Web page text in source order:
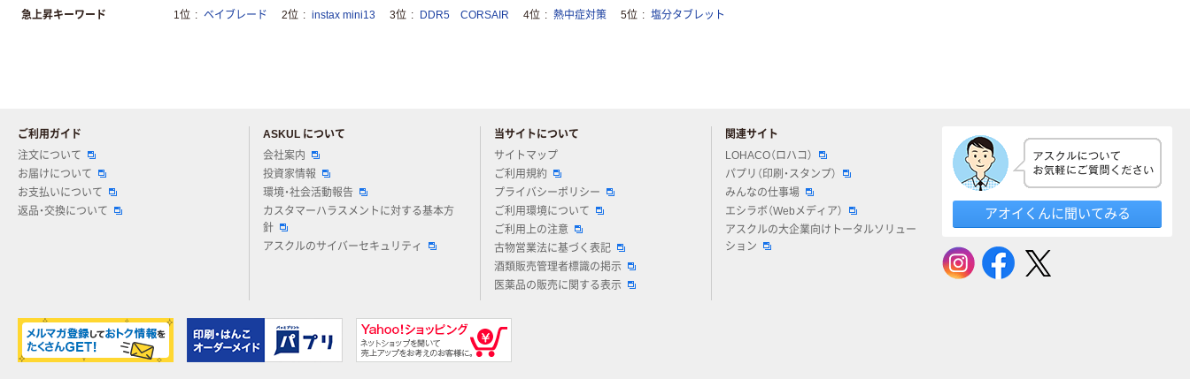
急上昇キーワード 1位 ベイブレード 2位 instax mini13 3位 DDR5 CORSAIR 4位 熱中症対策 5位 塩分タブレット
ご利用ガイド
注文について
お届けについて
お支払いについて
返品・交換について
ASKUL について
会社案内
投資家情報
環境・社会活動報告
カスタマーハラスメントに対する基本方
針
アスクルのサイバーセキュリティ
当サイトについて
サイトマップ
ご利用規約
プライバシーポリシー
ご利用環境について
ご利用上の注意
古物営業法に基づく表記
酒類販売管理者標識の掲示
医薬品の販売に関する表示
関連サイト
LOHACO（ロハコ）
パプリ（印刷・スタンプ）
みんなの仕事場
エシラボ（Webメディア）
アスクルの大企業向けトータルソリュー
ション
アオイくんに聞いてみる